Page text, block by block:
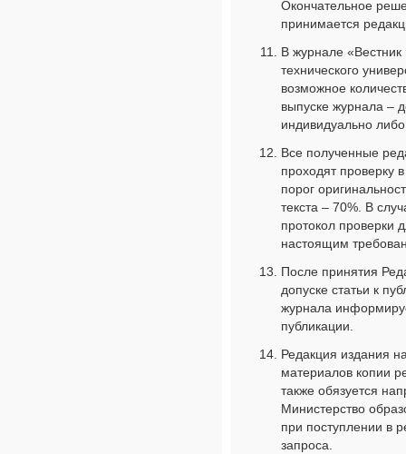
Окончательное
принимается
В журнале «Вестник
технического
возможное
выпуске журнала –
индивидуально
Все полученные
проходят проверку
порог
текста – 70%. В
протокол проверки
настоящим
После принятия
допуске статьи к
журнала
публикации.
Редакция издания
материалов копии
также обязуется
Министерство
при поступлении в
запроса.